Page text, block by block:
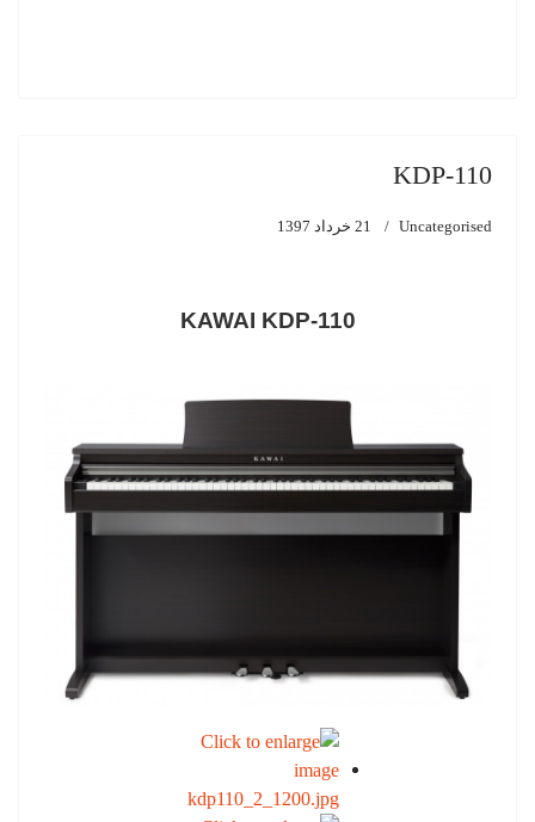
KDP-110
Uncategorised 21 خرداد 1397
KAWAI KDP-110